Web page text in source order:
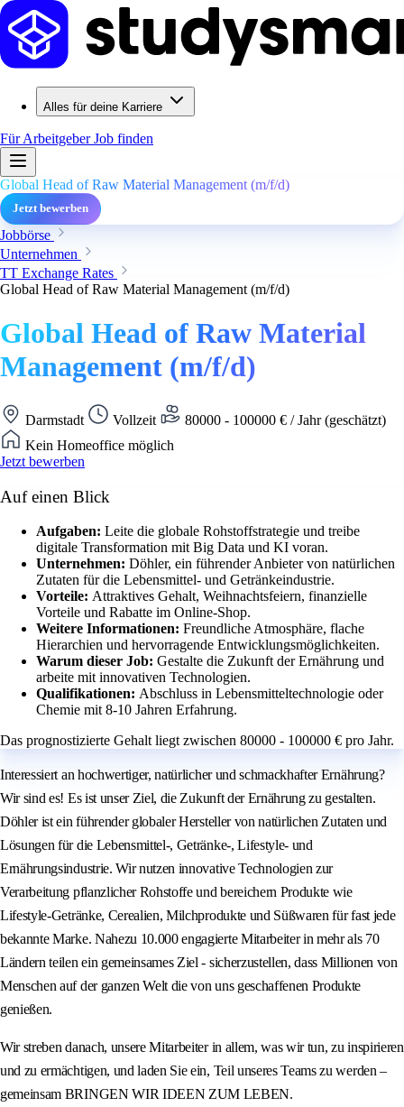
Alles für deine Karriere
Für ArbeitgeberJob finden
Global Head of Raw Material Management (m/f/d)
Jetzt bewerben
Jobbörse
Unternehmen
TT Exchange Rates
Global Head of Raw Material Management (m/f/d)
Global Head of Raw Material
Management (m/f/d)
Darmstadt Vollzeit
80000 - 100000 € / Jahr (geschätzt)
Kein Homeoffice möglich
Jetzt bewerben
Auf einen Blick
Aufgaben: Leite die globale Rohstoffstrategie und treibe
digitale Transformation mit Big Data und KI voran.
Unternehmen: Döhler, ein führender Anbieter von natürlichen
Zutaten für die Lebensmittel- und Getränkeindustrie.
Vorteile: Attraktives Gehalt, Weihnachtsfeiern, finanzielle
Vorteile und Rabatte im Online-Shop.
Weitere Informationen: Freundliche Atmosphäre, flache
Hierarchien und hervorragende Entwicklungsmöglichkeiten.
Warum dieser Job: Gestalte die Zukunft der Ernährung und
arbeite mit innovativen Technologien.
Qualifikationen: Abschluss in Lebensmitteltechnologie oder
Chemie mit 8-10 Jahren Erfahrung.
Das prognostizierte Gehalt liegt zwischen 80000 - 100000 € pro Jahr.
Interessiert an hochwertiger, natürlicher und schmackhafter Ernährung?
Wir sind es! Es ist unser Ziel, die Zukunft der Ernährung zu gestalten.
Döhler ist ein führender globaler Hersteller von natürlichen Zutaten und
Lösungen für die Lebensmittel-, Getränke-, Lifestyle- und
Ernährungsindustrie. Wir nutzen innovative Technologien zur
Verarbeitung pflanzlicher Rohstoffe und bereichern Produkte wie
Lifestyle-Getränke, Cerealien, Milchprodukte und Süßwaren für fast jede
bekannte Marke. Nahezu 10.000 engagierte Mitarbeiter in mehr als 70
Ländern teilen ein gemeinsames Ziel - sicherzustellen, dass Millionen von
Menschen auf der ganzen Welt die von uns geschaffenen Produkte
genießen.
Wir streben danach, unsere Mitarbeiter in allem, was wir tun, zu inspirieren
und zu ermächtigen, und laden Sie ein, Teil unseres Teams zu werden –
gemeinsam BRINGEN WIR IDEEN ZUM LEBEN.